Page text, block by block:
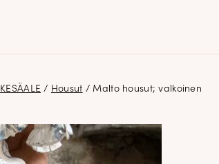
KESÄALE / Housut / Malto housut; valkoinen